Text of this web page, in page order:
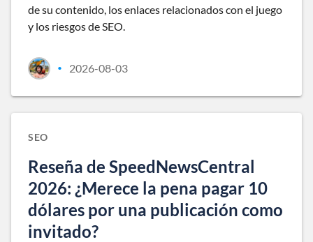
de su contenido, los enlaces relacionados con el juego
y los riesgos de SEO.
• 2026-08-03
SEO
Reseña de SpeedNewsCentral
2026: ¿Merece la pena pagar 10
dólares por una publicación como
invitado?